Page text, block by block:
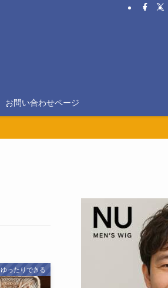
お問い合わせページ
ゆったりできる